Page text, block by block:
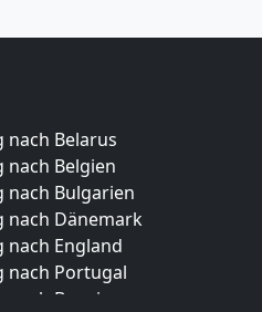
Belarus
Belgien
nach Bulgarien
nach Dänemark
England
nach Portugal
Bosnien